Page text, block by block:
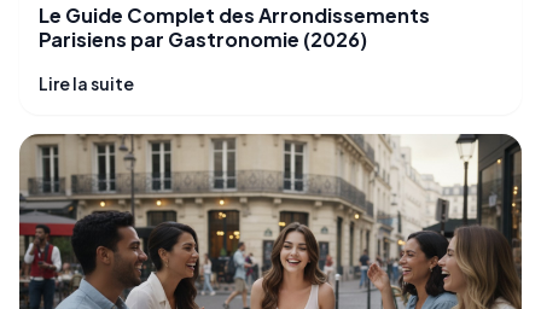
Le Guide Complet des Arrondissements
Parisiens par Gastronomie (2026)
Lire la suite